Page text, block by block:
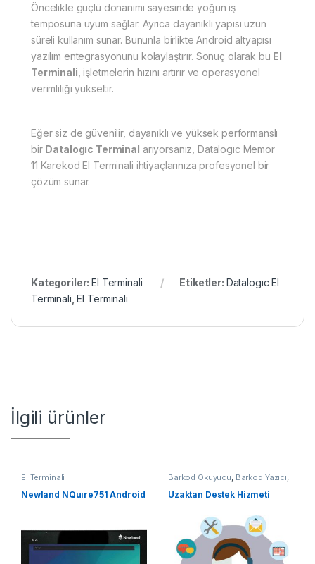
Öncelikle güçlü donanımı sayesinde yoğun iş
temposuna uyum sağlar. Ayrıca dayanıklı yapısı uzun
süreli kullanım sunar. Bununla birlikte Android altyapısı
yazılım entegrasyonunu kolaylaştırır. Sonuç olarak bu El
Terminali , işletmelerin hızını artırır ve operasyonel
verimliliği yükseltir.
Eğer siz de güvenilir, dayanıklı ve yüksek performanslı
bir Datalogıc Terminal arıyorsanız, Datalogıc Memor
11 Karekod El Terminali ihtiyaçlarınıza profesyonel bir
çözüm sunar.
Kategoriler:El Terminali Etiketler: Datalogıc El
Terminali ,El Terminali
İlgili ürünler
El Terminali
Newland NQuıre751 Android
Barkod Okuyucu Barkod Yazıcı
, Yedek Parçalar
Uzaktan Destek Hizmeti